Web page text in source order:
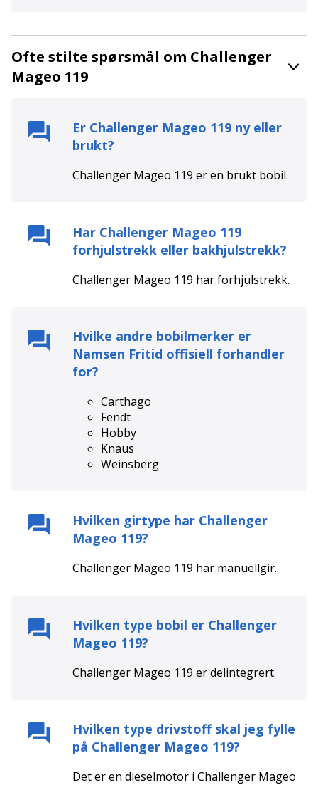
Ofte stilte spørsmål om Challenger
Mageo 119
Er Challenger Mageo 119 ny eller
brukt?
Challenger Mageo 119 er en brukt bobil.
Har Challenger Mageo 119
forhjulstrekk eller bakhjulstrekk?
Challenger Mageo 119 harforhjulstrekk.
Hvilke andre bobilmerker er
Namsen Fritid offisiell forhandler
for?
Carthago
Fendt
Hobby
Knaus
Weinsberg
Hvilken girtype har Challenger
Mageo 119?
Challenger Mageo 119 har manuellgir.
Hvilken type bobil er Challenger
Mageo 119?
Challenger Mageo 119 erdelintegrert.
Hvilken type drivstoff skal jeg fylle
på Challenger Mageo 119?
Det er en dieselmotor i Challenger Mageo